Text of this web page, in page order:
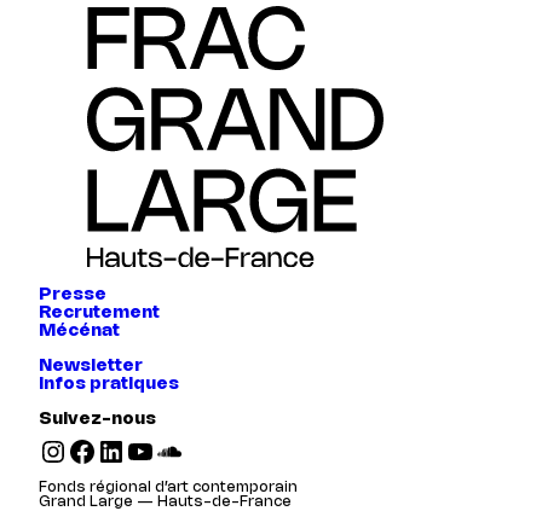
Presse
Recrutement
Mécénat
Newsletter
Infos pratiques
Suivez-nous
Instagram Facebook LinkedIn YouTube SoundCloud
Fonds régional d’art contemporain
Grand Large — Hauts-de-France